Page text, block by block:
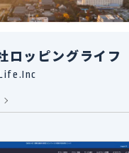
ロッピングライフ